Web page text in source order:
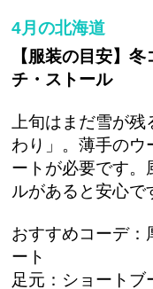
4月の北海道
【服装の目安】
チ・ストール
上旬はまだ雪が
わり」。薄手のウ
ートが必要です。
ルがあると安心で
おすすめコーデ：
ート
足元：ショートブ